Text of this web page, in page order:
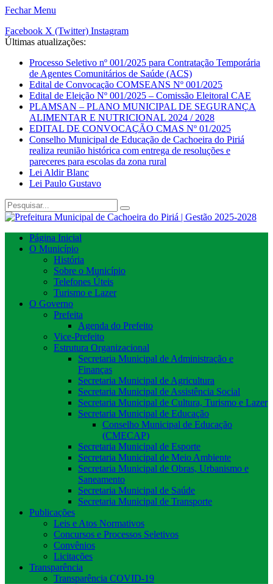
Fechar Menu
Facebook X (Twitter) Instagram
Últimas atualizações:
Processo Seletivo nº 001/2025 para Contratação Temporária
de Agentes Comunitários de Saúde (ACS)
Edital de Convocação COMSEANS Nº 001/2025
Edital de Eleição Nº 001/2025 – Comissão Eleitoral CAE
PLAMSAN – PLANO MUNICIPAL DE SEGURANÇA
ALIMENTAR E NUTRICIONAL 2024 / 2028
EDITAL DE CONVOCAÇÃO CMAS Nº 01/2025
Conselho Municipal de Educação de Cachoeira do Piriá
realiza reunião histórica com entrega de resoluções e
pareceres para escolas da zona rural
Lei Aldir Blanc
Lei Paulo Gustavo
Página Inicial
O Município
História
Sobre o Município
Telefones Úteis
Turismo e Lazer
O Governo
Prefeita
Agenda do Prefeito
Vice-Prefeito
Estrutura Organizacional
Secretaria Municipal de Administração e
Finanças
Secretaria Municipal de Agricultura
Secretaria Municipal de Assistência Social
Secretaria Municipal de Cultura, Turismo e Lazer
Secretaria Municipal de Educação
Conselho Municipal de Educação
(CMECAP)
Secretaria Municipal de Esporte
Secretaria Municipal de Meio Ambiente
Secretaria Municipal de Obras, Urbanismo e
Saneamento
Secretaria Municipal de Saúde
Secretaria Municipal de Transporte
Publicações
Leis e Atos Normativos
Concursos e Processos Seletivos
Convênios
Licitações
Transparência
Transparência COVID-19